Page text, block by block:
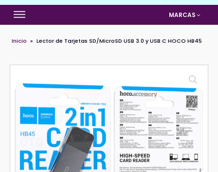
MARCAS
Inicio » Lector de Tarjetas SD/MicroSD USB 3.0 y USB C HOCO HB45